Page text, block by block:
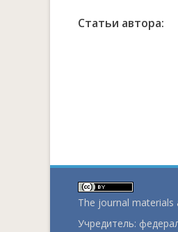
Статьи автора:
The journal materials
Учредитель: